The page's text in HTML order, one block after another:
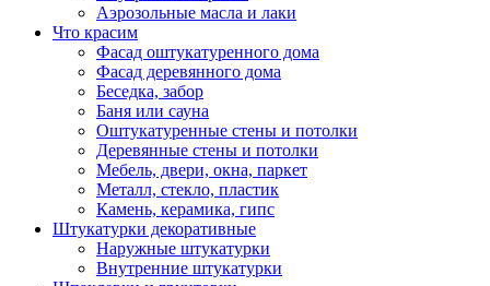
Аэрозольные масла и лаки
Что красим
Фасад оштукатуренного дома
Фасад деревянного дома
Беседка, забор
Баня или сауна
Оштукатуренные стены и потолки
Деревянные стены и потолки
Мебель, двери, окна, паркет
Металл, стекло, пластик
Камень, керамика, гипс
Штукатурки декоративные
Наружные штукатурки
Внутренние штукатурки